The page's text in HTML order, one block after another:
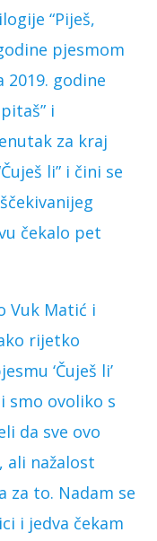
“Piješ,
pjesmom
2019. godine
i
za kraj
li” i čini se
čekalo pet
Vuk Matić i
rijetko
‘Čuješ li’
smo ovoliko s
da sve ovo
ali nažalost
za to. Nadam se
i jedva čekam